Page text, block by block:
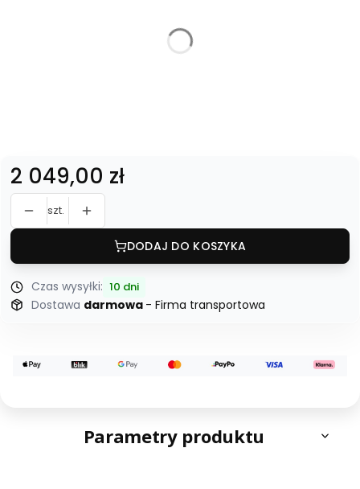
Z wniesieniem
Cena
2 049,00 zł
szt.
DODAJ DO KOSZYKA
Czas wysyłki: 10 dni
Dostawa darmowa - Firma transportowa
Parametry produktu